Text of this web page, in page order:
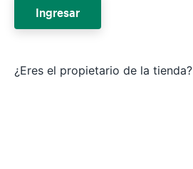
Ingresar
¿Eres el propietario de la tienda?